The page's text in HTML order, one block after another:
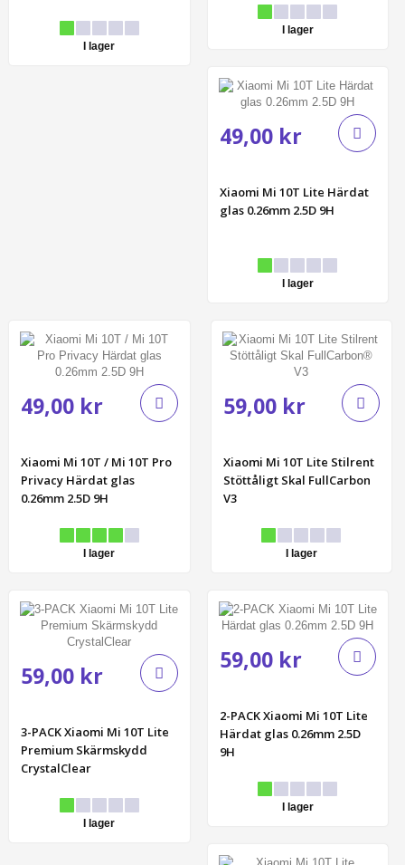
I lager
I lager
49,00 kr
Xiaomi Mi 10T Lite Härdat
glas 0.26mm 2.5D 9H
I lager
49,00 kr
Xiaomi Mi 10T / Mi 10T Pro
Privacy Härdat glas
0.26mm 2.5D 9H
I lager
59,00 kr
Xiaomi Mi 10T Lite Stilrent
Stöttåligt Skal FullCarbon
V3
I lager
59,00 kr
3-PACK Xiaomi Mi 10T Lite
Premium Skärmskydd
CrystalClear
I lager
59,00 kr
2-PACK Xiaomi Mi 10T Lite
Härdat glas 0.26mm 2.5D
9H
I lager